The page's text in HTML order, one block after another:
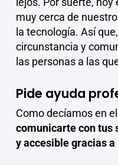
muy cerca de
la tecnología. Así
circunstancia y
las personas a las
Pide ayuda
Como decíamos en
comunicarte con tus
y accesible gracias